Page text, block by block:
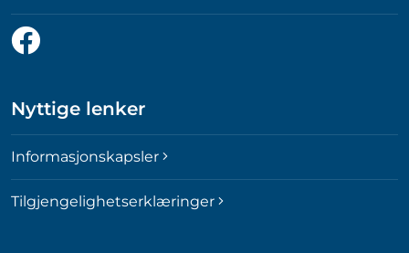
Følg
oss
Facebook
Nyttige lenker
Informasjonskapsler
Tilgjengelighetserklæringer